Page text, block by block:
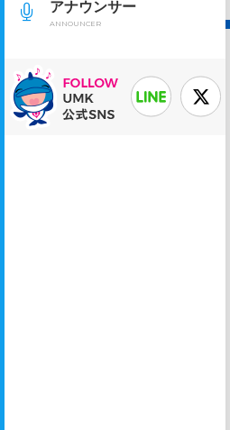
アナウンサー
ANNOUNCER